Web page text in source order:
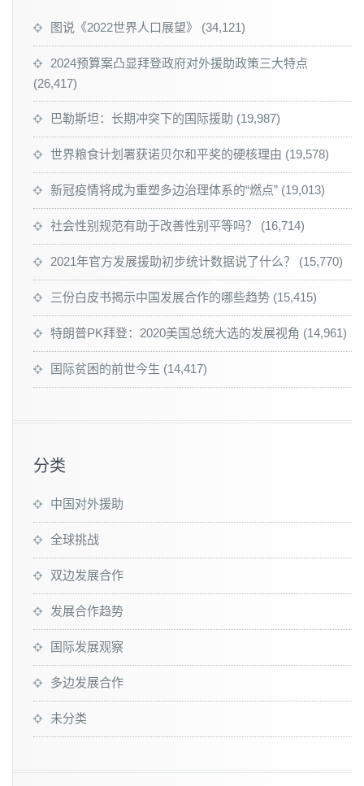
图说《2022世界人口展望》 (34,121)
2024预算案凸显拜登政府对外援助政策三大特点
(26,417)
巴勒斯坦：长期冲突下的国际援助 (19,987)
世界粮食计划署获诺贝尔和平奖的硬核理由 (19,578)
新冠疫情将成为重塑多边治理体系的“燃点” (19,013)
社会性别规范有助于改善性别平等吗？ (16,714)
2021年官方发展援助初步统计数据说了什么？ (15,770)
三份白皮书揭示中国发展合作的哪些趋势 (15,415)
特朗普PK拜登：2020美国总统大选的发展视角 (14,961)
国际贫困的前世今生 (14,417)
分类
中国对外援助
全球挑战
双边发展合作
发展合作趋势
国际发展观察
多边发展合作
未分类